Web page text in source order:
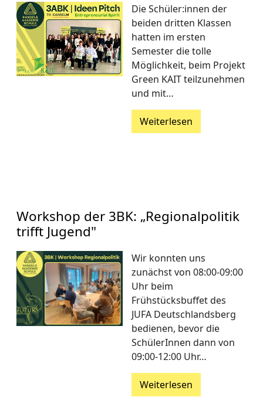
Die Schüler:innen der
beiden dritten Klassen
hatten im ersten
Semester die tolle
Möglichkeit, beim Projekt
Green KAIT teilzunehmen
und mit…
Weiterlesen
Workshop der 3BK: „Regionalpolitik
trifft Jugend"
Wir konnten uns
zunächst von 08:00-09:00
Uhr beim
Frühstücksbuffet des
JUFA Deutschlandsberg
bedienen, bevor die
SchülerInnen dann von
09:00-12:00 Uhr…
Weiterlesen